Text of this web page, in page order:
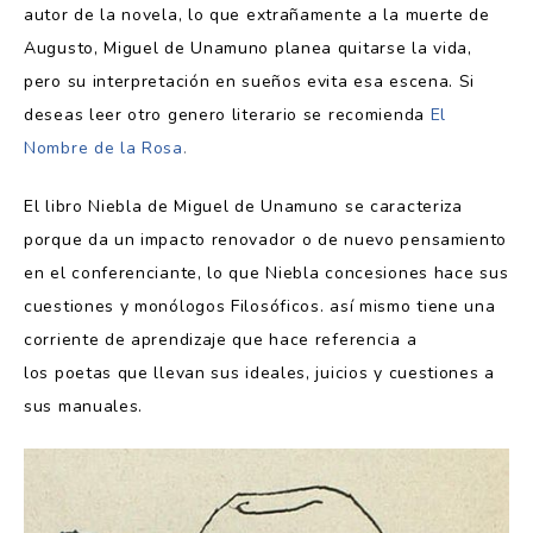
autor de la novela, lo que extrañamente a la muerte de
Augusto, Miguel de Unamuno planea quitarse la vida,
pero su interpretación en sueños evita esa escena. Si
deseas leer otro genero literario se recomienda El
Nombre de la Rosa.
El libro Niebla de Miguel de Unamuno se caracteriza
porque da un impacto renovador o de nuevo pensamiento
en el conferenciante, lo que Niebla concesiones hace sus
cuestiones y monólogos Filosóficos. así mismo tiene una
corriente de aprendizaje que hace referencia a
los poetas que llevan sus ideales, juicios y cuestiones a
sus manuales.